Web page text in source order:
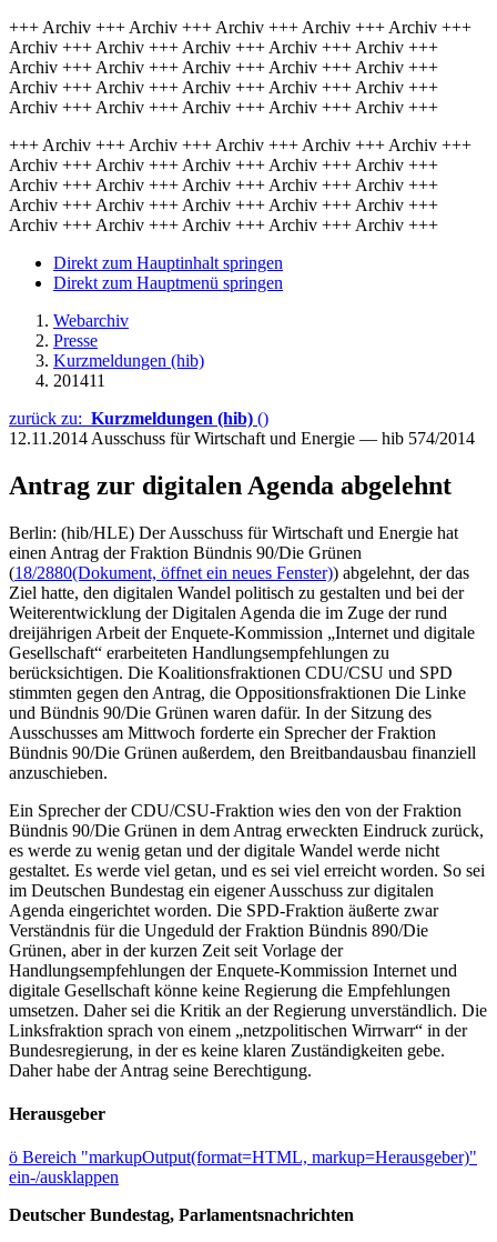
+++ Archiv +++ Archiv +++ Archiv +++ Archiv +++ Archiv +++
Archiv +++ Archiv +++ Archiv +++ Archiv +++ Archiv +++
Archiv +++ Archiv +++ Archiv +++ Archiv +++ Archiv +++
Archiv +++ Archiv +++ Archiv +++ Archiv +++ Archiv +++
Archiv +++ Archiv +++ Archiv +++ Archiv +++ Archiv +++
+++ Archiv +++ Archiv +++ Archiv +++ Archiv +++ Archiv +++
Archiv +++ Archiv +++ Archiv +++ Archiv +++ Archiv +++
Archiv +++ Archiv +++ Archiv +++ Archiv +++ Archiv +++
Archiv +++ Archiv +++ Archiv +++ Archiv +++ Archiv +++
Archiv +++ Archiv +++ Archiv +++ Archiv +++ Archiv +++
Direkt zum Hauptinhalt springen
Direkt zum Hauptmenü springen
Webarchiv
Presse
Kurzmeldungen (hib)
201411
zurück zu: Kurzmeldungen (hib) ()
12.11.2014 Ausschuss für Wirtschaft und Energie — hib 574/2014
Antrag zur digitalen Agenda abgelehnt
Berlin: (hib/HLE) Der Ausschuss für Wirtschaft und Energie hat
einen Antrag der Fraktion Bündnis 90/Die Grünen
(18/2880(Dokument, öffnet ein neues Fenster)) abgelehnt, der das
Ziel hatte, den digitalen Wandel politisch zu gestalten und bei der
Weiterentwicklung der Digitalen Agenda die im Zuge der rund
dreijährigen Arbeit der Enquete-Kommission „Internet und digitale
Gesellschaft“ erarbeiteten Handlungsempfehlungen zu
berücksichtigen. Die Koalitionsfraktionen CDU/CSU und SPD
stimmten gegen den Antrag, die Oppositionsfraktionen Die Linke
und Bündnis 90/Die Grünen waren dafür. In der Sitzung des
Ausschusses am Mittwoch forderte ein Sprecher der Fraktion
Bündnis 90/Die Grünen außerdem, den Breitbandausbau finanziell
anzuschieben.
Ein Sprecher der CDU/CSU-Fraktion wies den von der Fraktion
Bündnis 90/Die Grünen in dem Antrag erweckten Eindruck zurück,
es werde zu wenig getan und der digitale Wandel werde nicht
gestaltet. Es werde viel getan, und es sei viel erreicht worden. So sei
im Deutschen Bundestag ein eigener Ausschuss zur digitalen
Agenda eingerichtet worden. Die SPD-Fraktion äußerte zwar
Verständnis für die Ungeduld der Fraktion Bündnis 890/Die
Grünen, aber in der kurzen Zeit seit Vorlage der
Handlungsempfehlungen der Enquete-Kommission Internet und
digitale Gesellschaft könne keine Regierung die Empfehlungen
umsetzen. Daher sei die Kritik an der Regierung unverständlich. Die
Linksfraktion sprach von einem „netzpolitischen Wirrwarr“ in der
Bundesregierung, in der es keine klaren Zuständigkeiten gebe.
Daher habe der Antrag seine Berechtigung.
Herausgeber
ö Bereich "markupOutput(format=HTML, markup=Herausgeber)"
ein-/ausklappen
Deutscher Bundestag, Parlamentsnachrichten